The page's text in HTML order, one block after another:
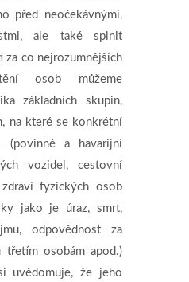
před neočekávnými,
ale také splnit
za co nejrozumnějších
osob můžeme
základních skupin,
na které se konkrétní
(povinné a havarijní
vozidel, cestovní
fyzických osob
jako je úraz, smrt,
odpovědnost za
třetím osobám apod.)
uvědomuje, že jeho